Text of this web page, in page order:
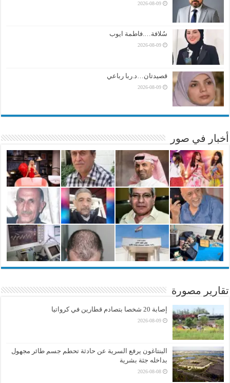
2026-08-09
سُلافة….فاطمة ايوب
2026-08-09
قصيدتان…د.ربا رباعي
2026-08-09
أخبار في صور
تقارير مصورة
إصابة 20 شخصا بتصادم قطارين في كرواتيا
2026-08-09
البنتاغون يرفع السرية عن حادثة تحطم جسم طائر مجهول
بداخله جثة بشرية
2026-08-08